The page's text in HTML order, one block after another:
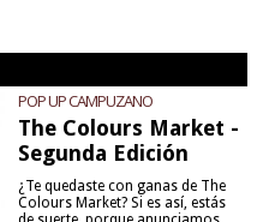
POP UP CAMPUZANO
The Colours Market -
Segunda Edición
¿Te quedaste con ganas de The
Colours Market? Si es así, estás